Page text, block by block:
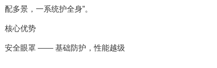
配多景，一系统护全身”。
核心优势
安全眼罩 —— 基础防护，性能越级